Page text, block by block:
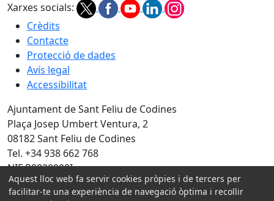
Xarxes socials:
Crèdits
Contacte
Protecció de dades
Avís legal
Accessibilitat
Ajuntament de Sant Feliu de Codines
Plaça Josep Umbert Ventura, 2
08182 Sant Feliu de Codines
Tel. +34 938 662 768
NIF P0820900I
Amb la col·laboració de:
Aquest lloc web fa servir cookies pròpies i de tercers per
facilitar-te una experiència de navegació òptima i recollir